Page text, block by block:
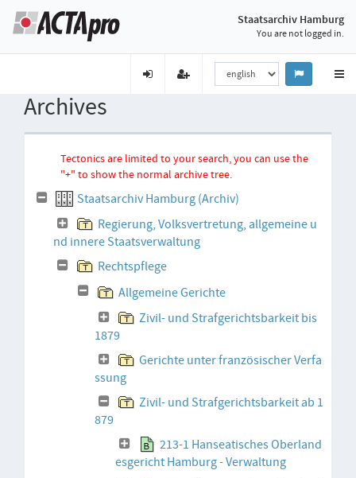
Staatsarchiv Hamburg
You are not logged in.
Archives
Tectonics are limited to your search, you can use the
"+" to show the normal archive tree.
Staatsarchiv Hamburg (Archiv)
Regierung, Volksvertretung, allgemeine u
nd innere Staatsverwaltung
Rechtspflege
Allgemeine Gerichte
Zivil- und Strafgerichtsbarkeit bis
1879
Gerichte unter französischer Verfa
ssung
Zivil- und Strafgerichtsbarkeit ab 1
879
213-1 Hanseatisches Oberland
esgericht Hamburg - Verwaltung